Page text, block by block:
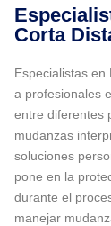
Corta
Especialistas
a profesionales
entre diferentes
mudanzas
soluciones
pone en la
durante el
manejar